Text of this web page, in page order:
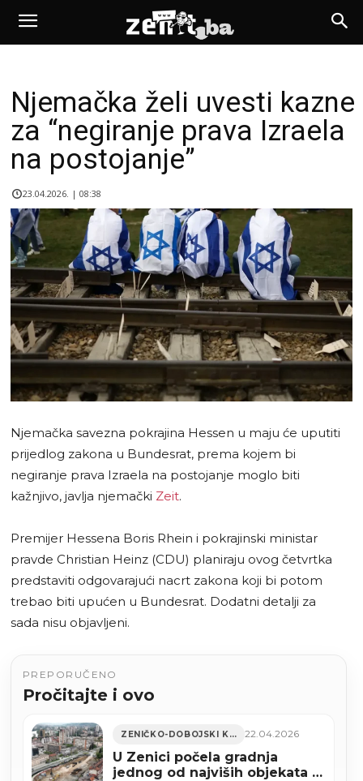
Njemačka želi uvesti kazne
za “negiranje prava Izraela
na postojanje”
23.04.2026. | 08:38
Njemačka savezna pokrajina Hessen u maju će uputiti
prijedlog zakona u Bundesrat, prema kojem bi
negiranje prava Izraela na postojanje moglo biti
kažnjivo, javlja njemački Zeit.
Premijer Hessena Boris Rhein i pokrajinski ministar
pravde Christian Heinz (CDU) planiraju ovog četvrtka
predstaviti odgovarajući nacrt zakona koji bi potom
trebao biti upućen u Bundesrat. Dodatni detalji za
sada nisu objavljeni.
PREPORUČENO
Pročitajte i ovo
ZENIČKO-DOBOJSKI KANTON 22.04.2026
U Zenici počela gradnja
jednog od najviših objekata u